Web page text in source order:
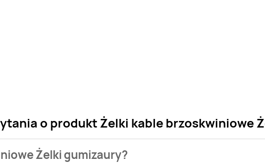
o produkt Żelki kable brzoskwiniowe
Żelki gumizaury?